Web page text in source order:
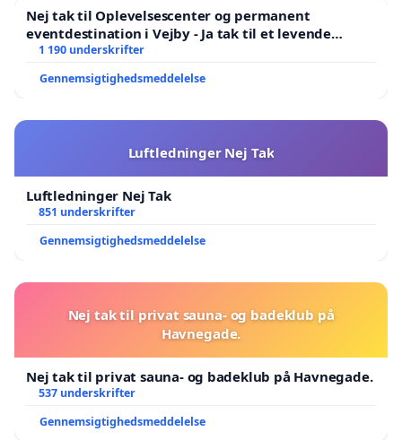
Nej tak til Oplevelsescenter og permanent
eventdestination i Vejby - Ja tak til et levende
lokalområde i balance
1 190 underskrifter
Gennemsigtighedsmeddelelse
Luftledninger Nej Tak
Luftledninger Nej Tak
851 underskrifter
Gennemsigtighedsmeddelelse
Nej tak til privat sauna- og badeklub på
Havnegade.
Nej tak til privat sauna- og badeklub på Havnegade.
537 underskrifter
Gennemsigtighedsmeddelelse